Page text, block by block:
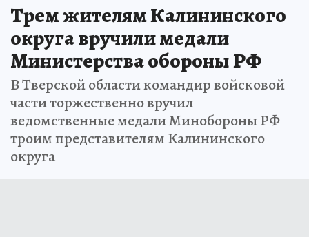
Трем жителям Калининского
округа вручили медали
Министерства обороны РФ
В Тверской области командир войсковой
части торжественно вручил
ведомственные медали Минобороны РФ
троим представителям Калининского
округа